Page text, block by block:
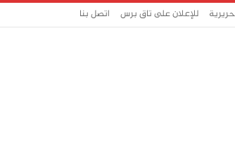
للإعلان على تاق برس اتصل بنا